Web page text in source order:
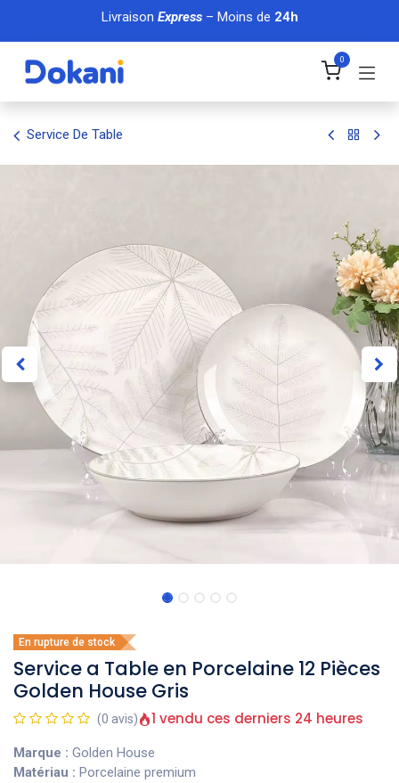
Se rendre au contenu
Livraison Express– Moins de 24h
0
Service De Table
En rupture de stock
Service a Table en Porcelaine 12 Pièces
Golden House Gris
(0 avis) 1 vendu ces derniers 24 heures
Marque : Golden House
Matériau : Porcelaine premium